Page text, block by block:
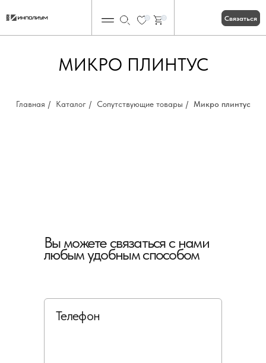
Связаться
МИКРО ПЛИНТУС
Главная / Каталог / Сопутствующие товары / Микро плинтус
Вы можете связаться с нами
любым удобным способом
Телефон